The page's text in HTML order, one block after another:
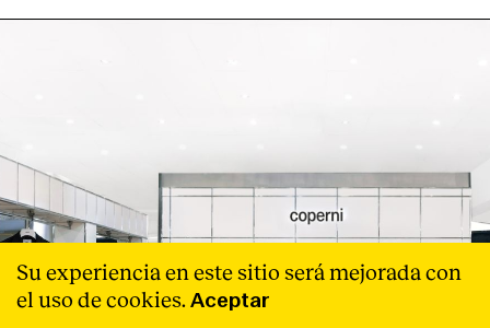
Su experiencia en este sitio será mejorada con
el uso de cookies. Aceptar